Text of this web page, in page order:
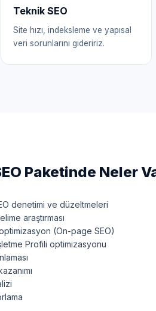
Teknik SEO
Site hızı, indeksleme ve yapısal
veri sorunlarını gideririz.
Paketinde Neler
denetimi ve düzeltmeleri
araştırması
(On-page SEO)
Profili optimizasyonu